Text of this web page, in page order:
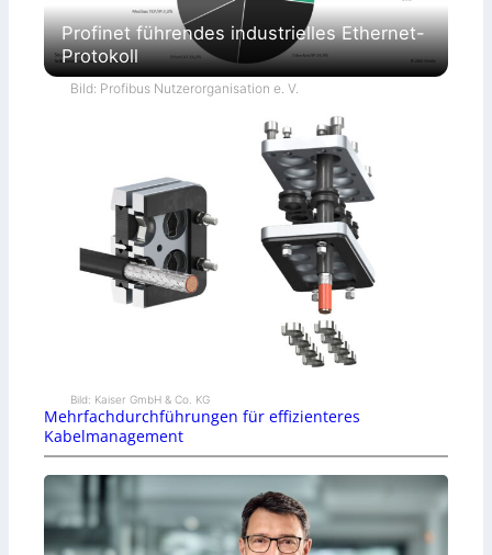
Profinet führendes industrielles Ethernet-
Protokoll
Bild: Profibus Nutzerorganisation e. V.
Bild: Kaiser GmbH & Co. KG
Mehrfachdurchführungen für effizienteres
Kabelmanagement